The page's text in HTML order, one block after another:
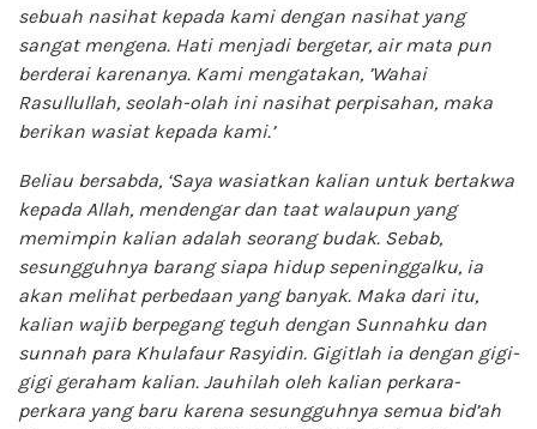
sebuah nasihat kepada kami dengan nasihat yang
sangat mengena. Hati menjadi bergetar, air mata pun
berderai karenanya. Kami mengatakan, ’Wahai
Rasullullah, seolah-olah ini nasihat perpisahan, maka
berikan wasiat kepada kami.’
Beliau bersabda, ‘Saya wasiatkan kalian untuk bertakwa
kepada Allah, mendengar dan taat walaupun yang
memimpin kalian adalah seorang budak. Sebab,
sesungguhnya barang siapa hidup sepeninggalku, ia
akan melihat perbedaan yang banyak. Maka dari itu,
kalian wajib berpegang teguh dengan Sunnahku dan
sunnah para Khulafaur Rasyidin. Gigitlah ia dengan gigi-
gigi geraham kalian. Jauhilah oleh kalian perkara-
perkara yang baru karena sesungguhnya semua bid’ah